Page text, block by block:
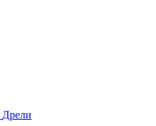
Дрели